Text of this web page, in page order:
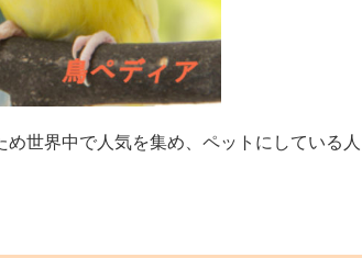
世界中で人気を集め、ペットにしている人